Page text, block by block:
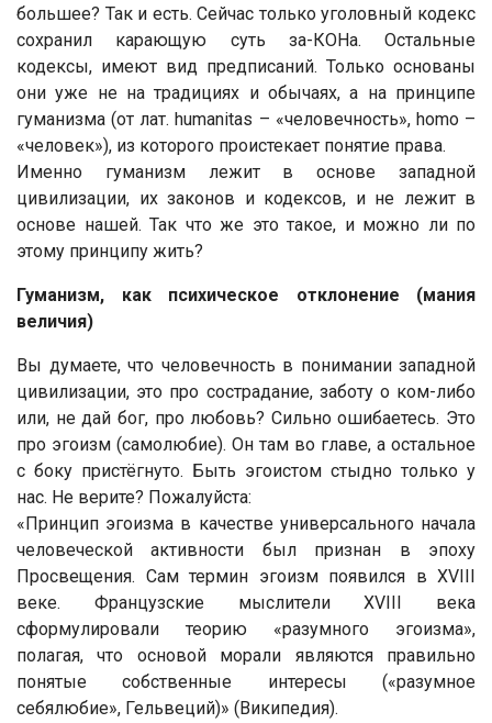
большее? Так и есть. Сейчас только уголовный кодекс
сохранил карающую суть за-КОНа. Остальные
кодексы, имеют вид предписаний. Только основаны
они уже не на традициях и обычаях, а на принципе
гуманизма (от лат. humanitas – «человечность», homo –
«человек»), из которого проистекает понятие права.
Именно гуманизм лежит в основе западной
цивилизации, их законов и кодексов, и не лежит в
основе нашей. Так что же это такое, и можно ли по
этому принципу жить?
Гуманизм, как психическое отклонение (мания
величия)
Вы думаете, что человечность в понимании западной
цивилизации, это про сострадание, заботу о ком-либо
или, не дай бог, про любовь? Сильно ошибаетесь. Это
про эгоизм (самолюбие). Он там во главе, а остальное
с боку пристёгнуто. Быть эгоистом стыдно только у
нас. Не верите? Пожалуйста:
«Принцип эгоизма в качестве универсального начала
человеческой активности был признан в эпоху
Просвещения. Сам термин эгоизм появился в XVIII
веке. Французские мыслители XVIII века
сформулировали теорию «разумного эгоизма»,
полагая, что основой морали являются правильно
понятые собственные интересы («разумное
себялюбие», Гельвеций)» (Википедия).